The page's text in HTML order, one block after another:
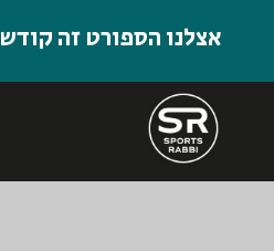
אצלנו הספורט זה קודש